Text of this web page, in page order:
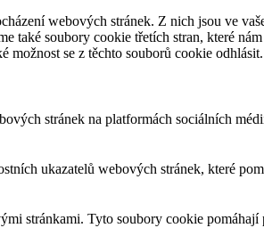
webových stránek. Z nich jsou ve
také soubory cookie třetích stran, které
možnost se z těchto souborů cookie
stránek na platformách sociálních
ukazatelů webových stránek, které
stránkami. Tyto soubory cookie